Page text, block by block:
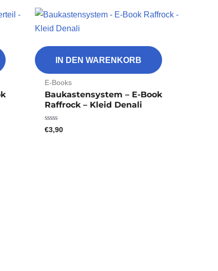
IN DEN WARENKORB
E-Books
Baukastensystem – E-Book
Raffrock – Kleid Denali
Bewertet
mit
€3,90